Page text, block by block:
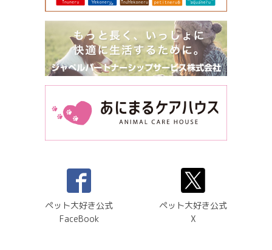
ペット大好き公式
FaceBook
ペット大好き公式
X